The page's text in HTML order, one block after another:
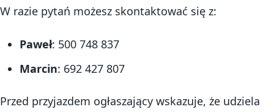
W razie pytań możesz skontaktować się z:
Paweł: 500 748 837
Marcin: 692 427 807
Przed przyjazdem ogłaszający wskazuje, że udziela